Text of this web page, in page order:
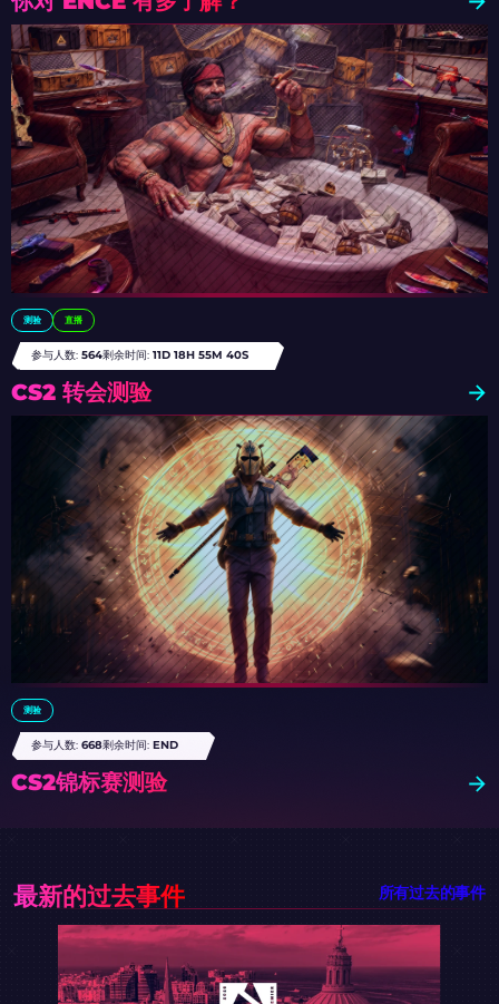
测验 直播
参与人数: 564剩余时间: 11D 18H 55M 36S
CS2 转会测验
测验
参与人数: 668剩余时间: END
CS2锦标赛测验
最新的过去事件 所有过去的事件